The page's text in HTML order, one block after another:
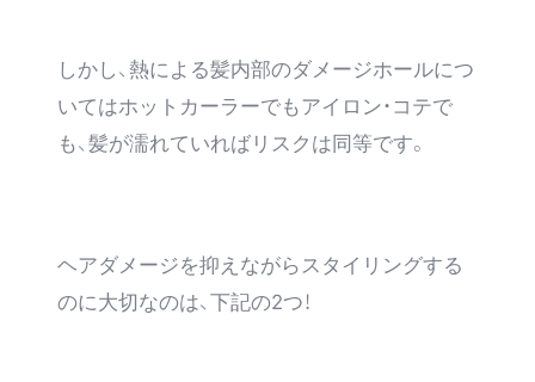
しかし、熱による髪内部のダメージホールにつ
いてはホットカーラーでもアイロン・コテで
も、髪が濡れていればリスクは同等です。
ヘアダメージを抑えながらスタイリングする
のに大切なのは、下記の2つ！